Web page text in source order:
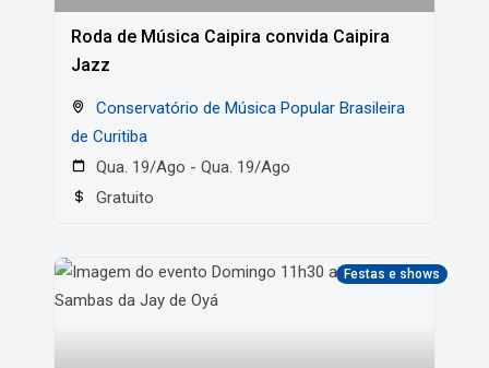
Roda de Música Caipira convida Caipira
Jazz
de Curitiba
Qua. 19/Ago - Qua. 19/Ago
Gratuito
Festas e shows